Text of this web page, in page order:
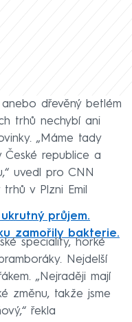
dřevěný betlém
trhů nechybí ani
„Máme tady
České republice a
uvedl pro CNN
v Plzni Emil
průjem.
zamořily bakterie.
speciality, horké
Nejdelší
„Nejraději mají
změnu, takže jsme
řekla